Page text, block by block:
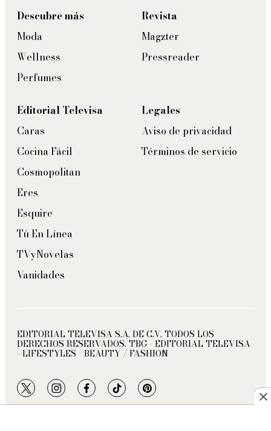
Descubre más
Moda
Wellness
Perfumes
Revista
Magzter
Pressreader
Editorial Televisa
Caras
Cocina Fácil
Cosmopolitan
Eres
Esquire
Tú En Línea
TVyNovelas
Vanidades
Legales
Aviso de privacidad
Términos de servicio
EDITORIAL TELEVISA S.A. DE C.V. TODOS LOS
DERECHOS RESERVADOS. TBG - EDITORIAL TELEVISA
- LIFESTYLES - BEAUTY / FASHION
twitterinstagramfacebooktiktokpinterest